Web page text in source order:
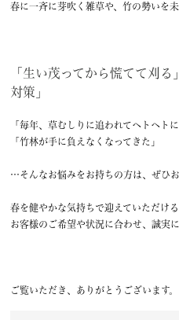
春に一斉に芽吹く雑草や、竹の勢いを
「生い茂ってから慌てて刈
対策」
「毎年、草むしりに追われてヘトヘトに
「竹林が手に負えなくなってきた」
…そんなお悩みをお持ちの方は、ぜひ
春を健やかな気持ちで迎えていただける
お客様のご希望や状況に合わせ、誠実
ご覧いただき、ありがとうございます。